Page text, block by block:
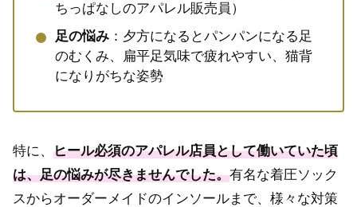
ちっぱなしのアパレル販売員）
足の悩み ：夕方になるとパンパンになる足
のむくみ、扁平足気味で疲れやすい、猫背
になりがちな姿勢
特に、 ヒール必須のアパレル店員として働いていた頃
は、足の悩みが尽きませんでした。有名な着圧ソック
スからオーダーメイドのインソールまで、様々な対策